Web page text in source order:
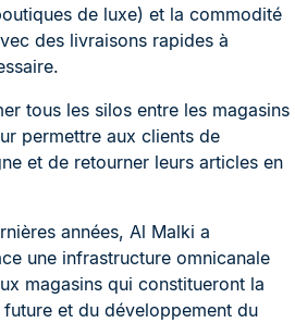
de luxe) et la commodité
des livraisons rapides à
tous les silos entre les magasins
permettre aux clients de
et de retourner leurs articles en
années, Al Malki a
une infrastructure omnicanale
magasins qui constitueront la
et du développement du